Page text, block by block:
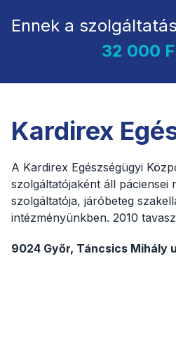
Ennek a
32 000
Kardirex
A Kardirex Egészségügyi
szolgáltatójaként áll páciensei
szolgáltatója, járóbeteg
intézményünkben. 2010
9024 Győr, Táncsics Mihály